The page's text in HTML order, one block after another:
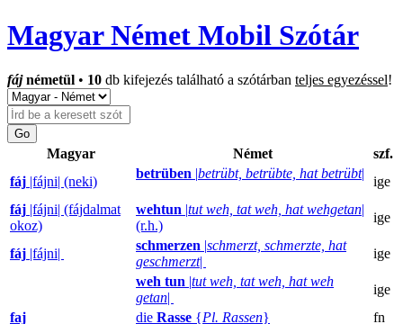
Magyar Német Mobil Szótár
fájnémetül • 10 db kifejezés található a szótárban teljes egyezéssel!
Magyar Német
szf.
fáj |fájni| (neki)
betrüben |betrübt, betrübte, hat betrübt|
ige
fáj |fájni| (fájdalmat
okoz)
wehtun |tut weh, tat weh, hat wehgetan|
(r.h.)
ige
fáj |fájni|
schmerzen |schmerzt, schmerzte, hat
geschmerzt|
ige
weh tun |tut weh, tat weh, hat weh
getan|
ige
faj
die Rasse {Pl. Rassen}
fn